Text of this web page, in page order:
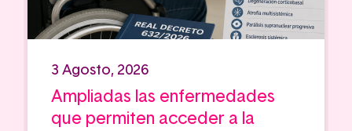
3 Agosto, 2026
Ampliadas las enfermedades
que permiten acceder a la